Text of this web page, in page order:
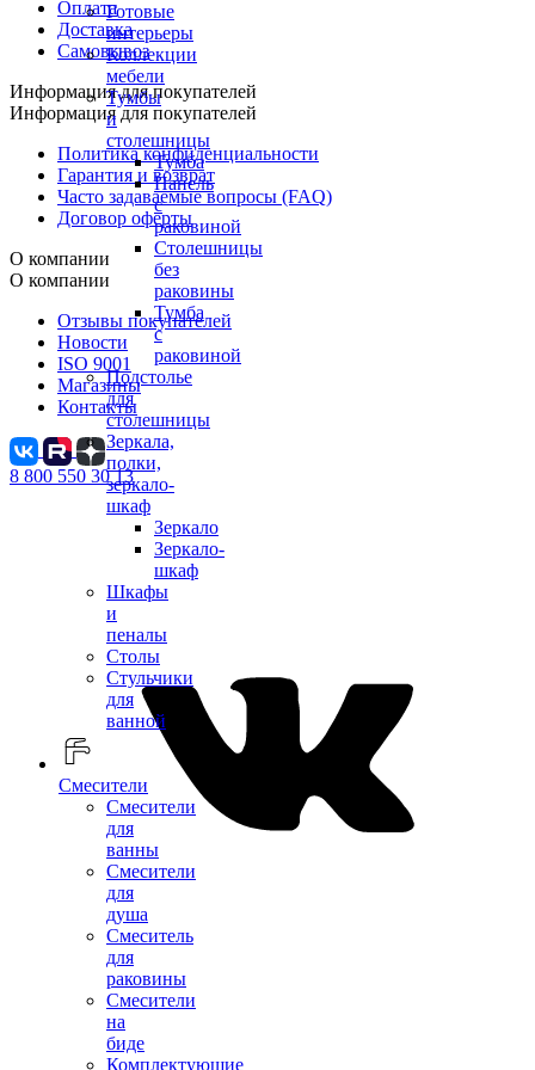
Готовые
интерьеры
Коллекции
мебели
Тумбы
и
столешницы
Тумба
Панель
с
раковиной
Столешницы
без
раковины
Тумба
с
раковиной
Подстолье
для
столешницы
Зеркала,
полки,
зеркало-
шкаф
Зеркало
Зеркало-
шкаф
Шкафы
и
пеналы
Столы
Стульчики
для
ванной
Смесители
Смесители
для
ванны
Смесители
для
душа
Смеситель
для
раковины
Смесители
на
биде
Комплектующие
Оплата
Доставка
Самовывоз
Информация для покупателей
Информация для покупателей
Политика конфиденциальности
Гарантия и возврат
Часто задаваемые вопросы (FAQ)
Договор оферты
О компании
О компании
Отзывы покупателей
Новости
ISO 9001
Магазины
Контакты
8 800 550 30 13